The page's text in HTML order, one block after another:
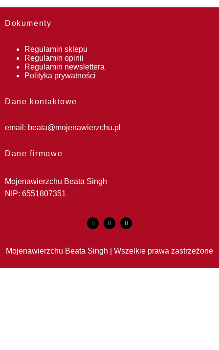
Dokumenty
Regulamin sklepu
Regulamin opinii
Regulamin newslettera
Polityka prywatności
Dane kontaktowe
email: beata@mojenawierzchu.pl
Dane firmowe
Mojenawierzchu Beata Singh
NIP: 6551807351
Mojenawierzchu Beata Singh | Wszelkie prawa zastrzeżone